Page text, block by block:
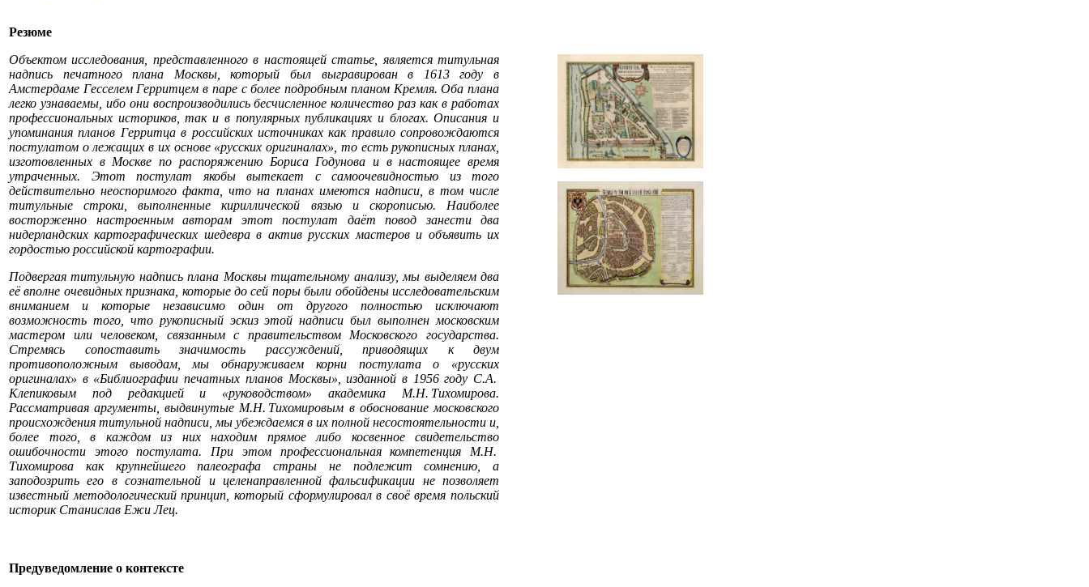
Резюме
Объектом исследования, представленного в настоящей статье, является титульная
надпись печатного плана Москвы, который был выгравирован в 1613 году в
Амстердаме Гесселем Герритцем в паре с более подробным планом Кремля. Оба плана
легко узнаваемы, ибо они воспроизводились бесчисленное количество раз как в работах
профессиональных историков, так и в популярных публикациях и блогах. Описания и
упоминания планов Герритца в российских источниках как правило сопровождаются
постулатом о лежащих в их основе «русских оригиналах», то есть рукописных планах,
изготовленных в Москве по распоряжению Бориса Годунова и в настоящее время
утраченных. Этот постулат якобы вытекает с самоочевидностью из того
действительно неоспоримого факта, что на планах имеются надписи, в том числе
титульные строки, выполненные кириллической вязью и скорописью. Наиболее
восторженно настроенным авторам этот постулат даёт повод занести два
нидерландских картографических шедевра в актив русских мастеров и объявить их
гордостью российской картографии.
Подвергая титульную надпись плана Москвы тщательному анализу, мы выделяем два
её вполне очевидных признака, которые до сей поры были обойдены исследовательским
вниманием и которые независимо один от другого полностью исключают
возможность того, что рукописный эскиз этой надписи был выполнен московским
мастером или человеком, связанным с правительством Московского государства.
Стремясь сопоставить значимость рассуждений, приводящих к двум
противоположным выводам, мы обнаруживаем корни постулата о «русских
оригиналах» в «Библиографии печатных планов Москвы», изданной в 1956 году С.А.
Клепиковым под редакцией и «руководством» академика М.Н. Тихомирова.
Рассматривая аргументы, выдвинутые М.Н. Тихомировым в обоснование московского
происхождения титульной надписи, мы убеждаемся в их полной несостоятельности и,
более того, в каждом из них находим прямое либо косвенное свидетельство
ошибочности этого постулата. При этом профессиональная компетенция М.Н.
Тихомирова как крупнейшего палеографа страны не подлежит сомнению, а
заподозрить его в сознательной и целенаправленной фальсификации не позволяет
известный методологический принцип, который сформулировал в своё время польский
историк Станислав Ежи Лец.
Предуведомление о контексте